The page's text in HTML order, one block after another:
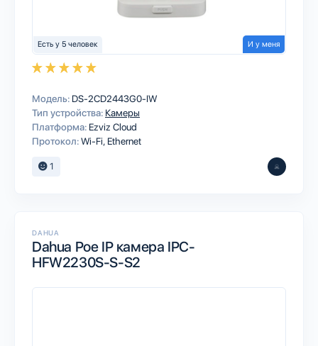
Есть у 5 человек И у меня
Модель: DS-2CD2443G0-IW
Тип устройства: Камеры
Платформа: Ezviz Cloud
Протокол:Wi-Fi Ethernet
1
DAHUA
Dahua Poe IP камера IPC-
HFW2230S-S-S2